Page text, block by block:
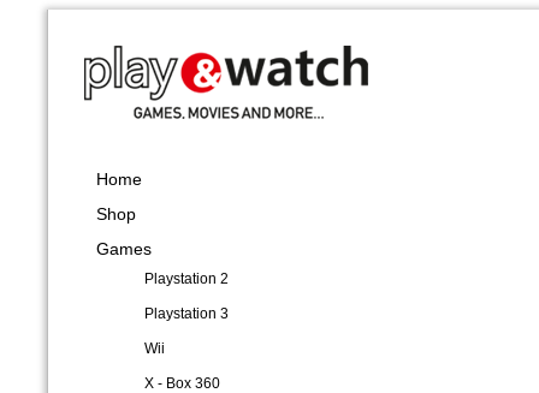
Home
Shop
Games
Playstation 2
Playstation 3
Wii
X - Box 360